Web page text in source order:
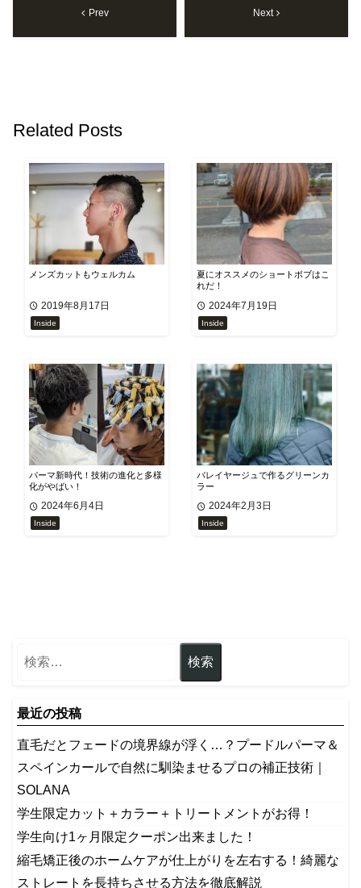
Prev Next
Related Posts
メンズカットもウェルカム
2019年8月17日
Inside
夏にオススメのショートボブはこ
れだ！
2024年7月19日
Inside
パーマ新時代！技術の進化と多様
化がやばい！
2024年6月4日
Inside
バレイヤージュで作るグリーンカ
ラー
2024年2月3日
Inside
最近の投稿
​直毛だとフェードの境界線が浮く…？プードルパーマ＆
スペインカールで自然に馴染ませるプロの補正技術｜
SOLANA
学生限定カット＋カラー＋トリートメントがお得！
学生向け1ヶ月限定クーポン出来ました！
縮毛矯正後のホームケアが仕上がりを左右する！綺麗な
ストレートを長持ちさせる方法を徹底解説